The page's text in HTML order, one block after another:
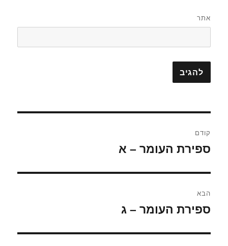
אתר
קודם
הפוסט
ספירת העומר – א
הבא
הפוסט
ספירת העומר – ג